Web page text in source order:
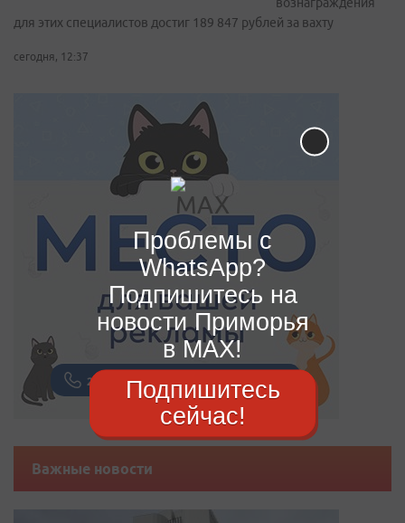
вознаграждения
для этих специалистов достиг 189 847 рублей за вахту
сегодня, 12:37
Важные новости
Проблемы с
WhatsApp?
Подпишитесь на
новости Приморья
в MAX!
Подпишитесь
сейчас!